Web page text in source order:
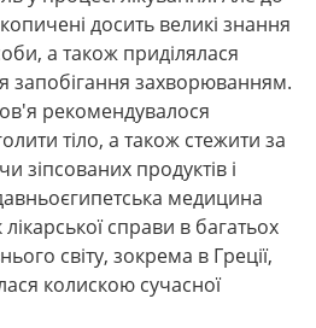
досить великі знання
а також приділялася
запобігання захворюванням.
рекомендувалося
тіло, а також стежити за
зіпсованих продуктів і
медицина
справи в багатьох
світу, зокрема в Греції,
колискою сучасної